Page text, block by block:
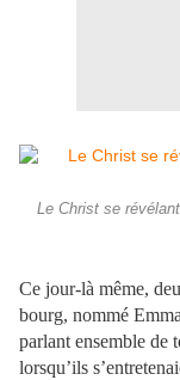
Le Christ se
Ce jour-là même,
bourg, nommé
parlant ensemble de
lorsqu’ils